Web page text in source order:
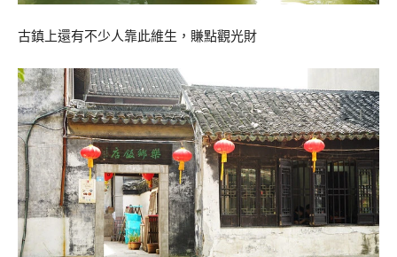
古鎮上還有不少人靠此維生，賺點觀光財